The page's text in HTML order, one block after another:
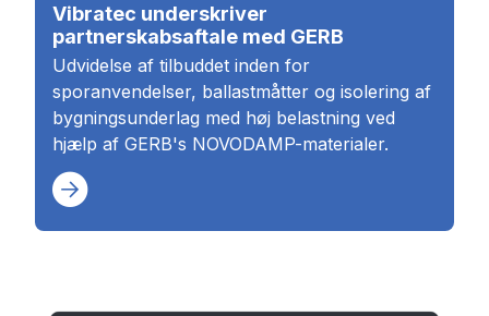
Vibratec underskriver
partnerskabsaftale med GERB
Udvidelse af tilbuddet inden for
sporanvendelser, ballastmåtter og isolering af
bygningsunderlag med høj belastning ved
hjælp af GERB's NOVODAMP-materialer.